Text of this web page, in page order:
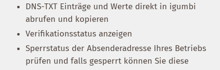
DNS-TXT Einträge und Werte direkt in igumbi
abrufen und kopieren
Verifikationsstatus anzeigen
Sperrstatus der Absenderadresse Ihres Betriebs
prüfen und falls gesperrt können Sie diese